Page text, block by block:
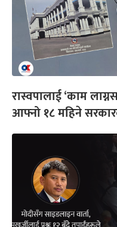
रास्वपालाई ‘काम
आफ्नो १८ महिने